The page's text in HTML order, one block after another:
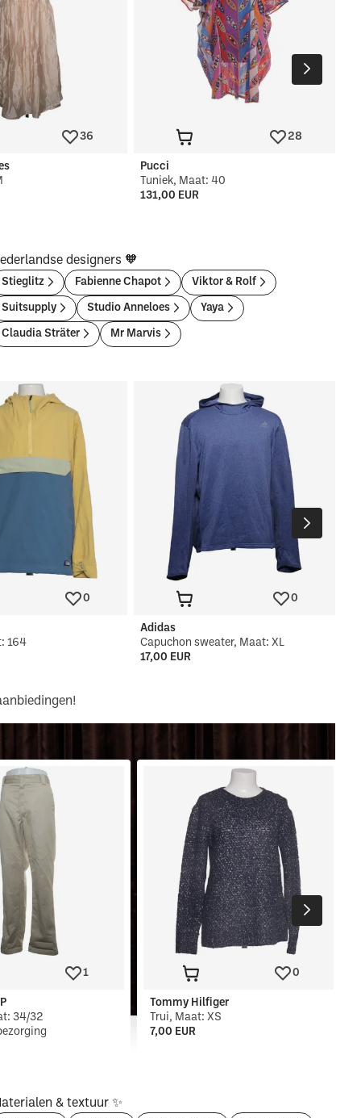
36 28
Pucci
Tuniek, Maat: 40
131,00 EUR
designers 🧡
Stieglitz Fabienne Chapot Viktor & Rolf
Suitsupply Studio Anneloes Yaya
Claudia Sträter Mr Marvis
0
164
0
Adidas
Capuchon sweater, Maat: XL
17,00 EUR
1
34/32
0
Tommy Hilfiger
Trui, Maat: XS
7,00 EUR
& textuur ✨